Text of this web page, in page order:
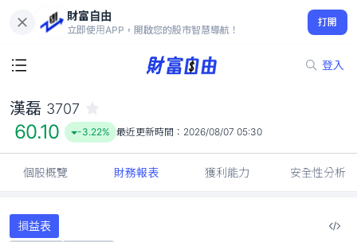
財富自由
立即使用APP，開啟您的股市智慧導航！
打開
登入
60.10
-3.22%
漢磊 3707
60.10 -3.22% 最近更新時間： 2026/08/07 05:30
個股概覽 財務報表 獲利能力 安全性分析
損益表